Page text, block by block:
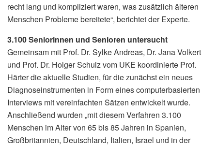
recht lang und kompliziert waren, was zusätzlich älteren
Menschen Probleme bereitete“, berichtet der Experte.
3.100 Seniorinnen und Senioren untersucht
Gemeinsam mit Prof. Dr. Sylke Andreas, Dr. Jana Volkert
und Prof. Dr. Holger Schulz vom UKE koordinierte Prof.
Härter die aktuelle Studien, für die zunächst ein neues
Diagnoseinstrumenten in Form eines computerbasierten
Interviews mit vereinfachten Sätzen entwickelt wurde.
Anschließend wurden „mit diesem Verfahren 3.100
Menschen im Alter von 65 bis 85 Jahren in Spanien,
Großbritannien, Deutschland, Italien, Israel und in der